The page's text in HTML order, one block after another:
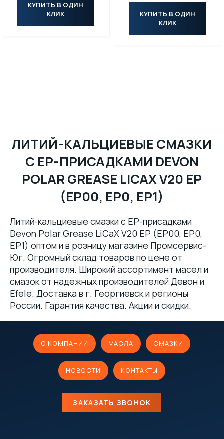
КУПИТЬ В ОДИН
КЛИК
КУПИТЬ В ОДИН
КЛИК
ЛИТИЙ-КАЛЬЦИЕВЫЕ СМАЗКИ
С EP-ПРИСАДКАМИ DEVON
POLAR GREASE LICAX V20 EP
(EP00, EP0, EP1)
Литий-кальциевые смазки с EP-присадками
Devon Polar Grease LiCaX V20 EP (EP00, EP0,
EP1) оптом и в розницу магазине Промсервис-
Юг. Огромный склад товаров по цене от
производителя. Широкий ассортимент масел и
смазок от надежных производителей Девон и
Efele. Доставка в г. Георгиевск и регионы
России. Гарантия качества. Акции и скидки.
О КОМПАНИИ МАСЛА СМАЗКИ
НОВОСТИ КОНТАКТЫ
ЗАКАЗАТЬ ЗВОНОК